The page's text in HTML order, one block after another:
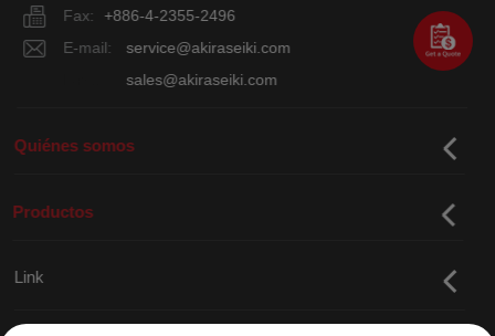
Fax:
+886-4-2355-2496
E-mail:
service@akiraseiki.com
sales@akiraseiki.com
Quiénes somos
Productos
Link